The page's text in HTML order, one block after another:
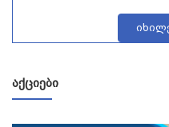
იის აუზსში, სენსო-
რჯვენამხრივი
ის განმავლობაში
პინი 200 მგ., ესრამი
ქსარელტო 20 მგ.,
ე): ტებოკანი ფორტე
ᲐᲥᲪᲘᲔᲑᲘ